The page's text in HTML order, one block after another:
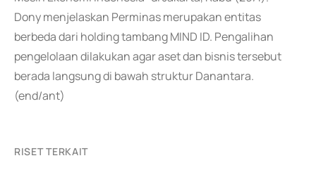
Dony menjelaskan Perminas merupakan entitas
berbeda dari holding tambang MIND ID. Pengalihan
pengelolaan dilakukan agar aset dan bisnis tersebut
berada langsung di bawah struktur Danantara.
(end/ant)
RISET TERKAIT